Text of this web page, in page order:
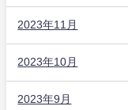
2023年11月
2023年10月
2023年9月